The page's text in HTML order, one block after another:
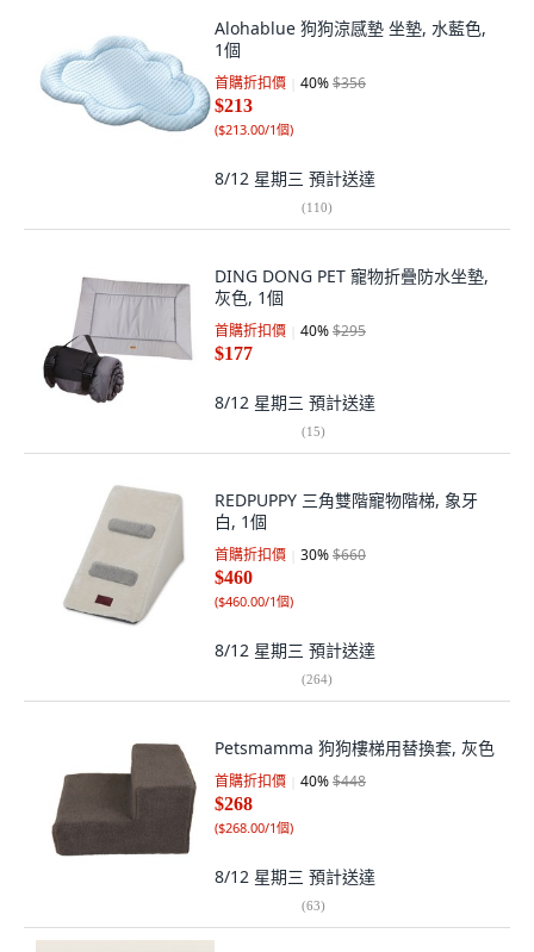
Alohablue 狗狗涼感墊 坐墊, 水藍色,
1個
首購折扣價 40%$356
$213
($213.00/1個)
8/12 星期三 預計送達
(110)
DING DONG PET 寵物折疊防水坐墊,
灰色, 1個
首購折扣價 40%$295
$177
8/12 星期三 預計送達
(15)
REDPUPPY 三角雙階寵物階梯, 象牙
白, 1個
首購折扣價 30%$660
$460
($460.00/1個)
8/12 星期三 預計送達
(264)
Petsmamma 狗狗樓梯用替換套, 灰色
首購折扣價 40%$448
$268
($268.00/1個)
8/12 星期三 預計送達
(63)